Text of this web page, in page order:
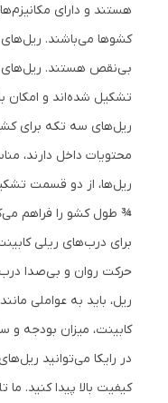
هستند و دارای
کشوها می‌باشند. ریل‌های
بی‌نقص هستند. ریل‌های
تشکیل شده‌اند و امکان
ریل‌های سه تکه برای
محتویات داخل دارند،
ریل‌ها، از دو قسمت
¾ طول کشو را فراهم
برای درب‌های ریلی
حرکت روان و بی‌صدا
ریل، باید به عواملی
کابینت، میزان بودجه
در رایکا می‌توانید
کیفیت بالا پیدا کنید.